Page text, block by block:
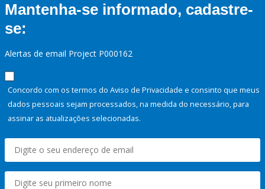
Mantenha-se informado, cadastre-
se:
Alertas de email Project P000162
Concordo com os termos do Aviso de Privacidade e consinto que meus
dados pessoais sejam processados, na medida do necessário, para
assinar as atualizações selecionadas.